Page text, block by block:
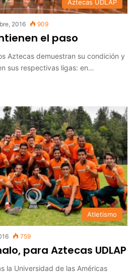
Aztecas UDLAP
2016 909
el paso
Aztecas demuestran su condición y
sus respectivas ligas: en…
Atletismo
759
para Aztecas UDLAP
la Universidad de las Américas